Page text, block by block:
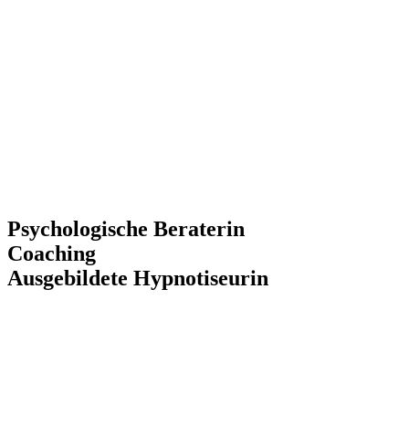
Psychologische ​​Beraterin
Coaching
Ausgebildete​ ​Hypnotiseurin